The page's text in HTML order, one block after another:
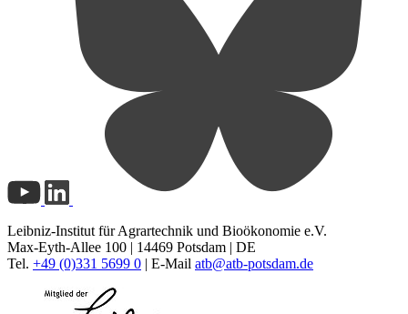
Leibniz-Institut für Agrartechnik und Bioökonomie e.V.
Max-Eyth-Allee 100 | 14469 Potsdam | DE
Tel. +49 (0)331 5699 0 | E-Mail atb@atb-potsdam.de